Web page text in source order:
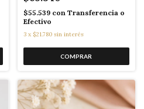
$55.539 con Transferencia o
Efectivo
3 x $21.780 sin interés